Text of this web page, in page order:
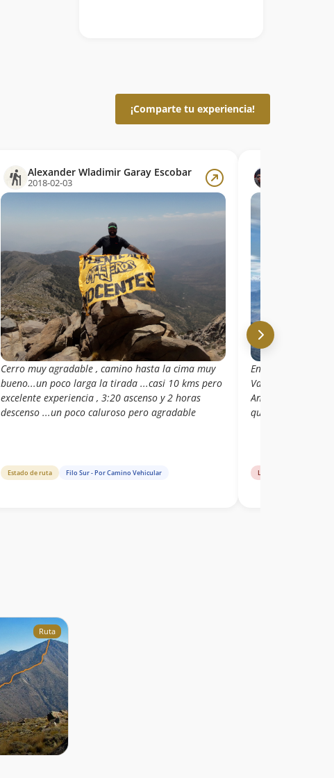
¡Comparte tu experiencia!
Alexander Wladimir Garay Escobar
2018-02-03
Cerro muy agradable , camino hasta la cima muy
bueno...un poco larga la tirada ...casi 10 kms pero
excelente experiencia , 3:20 ascenso y 2 horas
descenso ...un poco caluroso pero agradable
Estado de ruta Filo Sur - Por Camino Vehicular
En la cumbre una
Valparaiso y por
Andes en toda su
que nos deleito
Libro de cumbre
Ruta